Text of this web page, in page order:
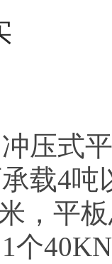
冲压式
载4吨
，平
个